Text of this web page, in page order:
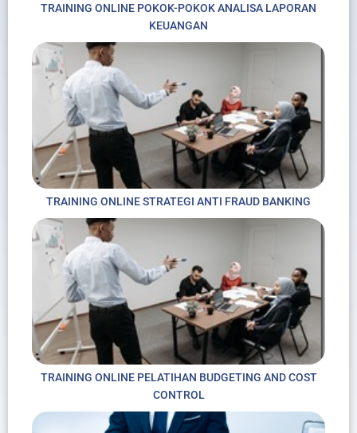
TRAINING ONLINE POKOK-POKOK ANALISA LAPORAN
KEUANGAN
TRAINING ONLINE STRATEGI ANTI FRAUD BANKING
TRAINING ONLINE PELATIHAN BUDGETING AND COST
CONTROL